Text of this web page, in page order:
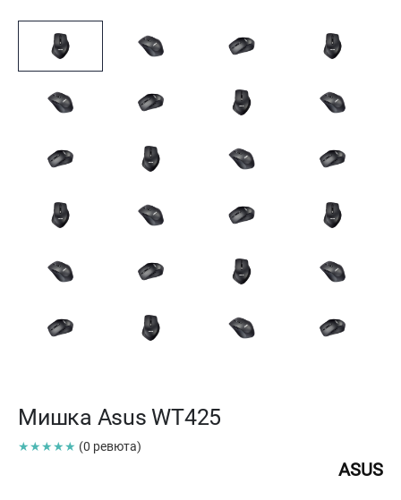
Мишка Asus WT425
★★★★★ (0 ревюта)
ASUS